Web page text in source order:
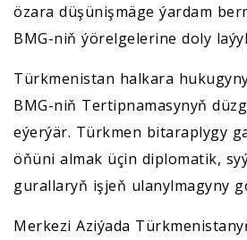
özara düşünişmäge ýardam
BMG-niň ýörelgelerine doly
Türkmenistan halkara
BMG-niň Tertipnamasynyň
eýerýär. Türkmen bitaraplygy
öňüni almak üçin diplomatik,
gurallaryň işjeň ulanylmagyny
Merkezi Aziýada